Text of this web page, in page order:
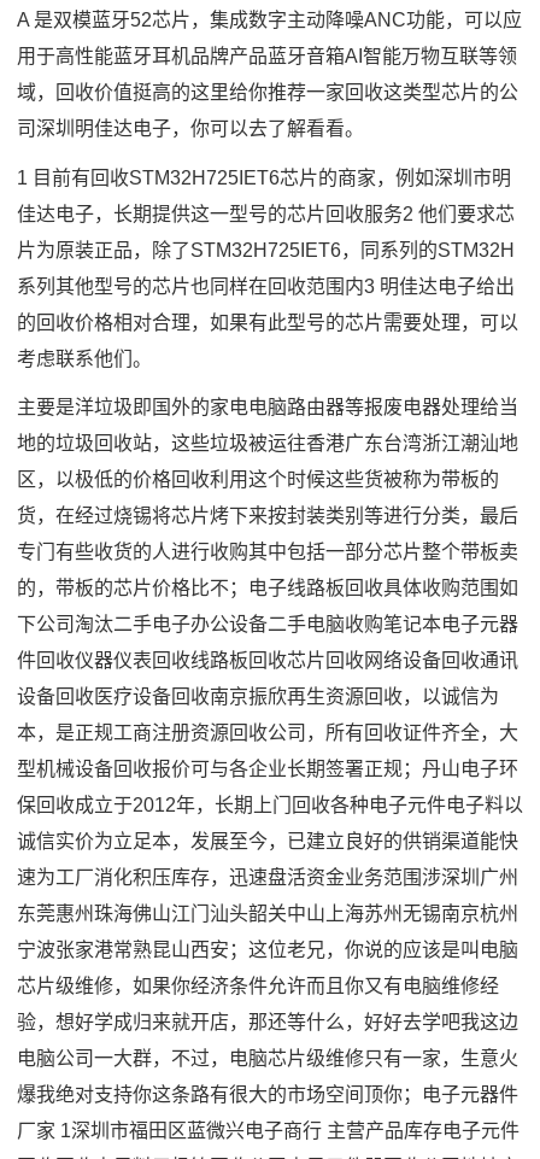
A 是双模蓝牙52芯片，集成数字主动降噪ANC功能，可以应
用于高性能蓝牙耳机品牌产品蓝牙音箱AI智能万物互联等领
域，回收价值挺高的这里给你推荐一家回收这类型芯片的公
司深圳明佳达电子，你可以去了解看看。
1 目前有回收STM32H725IET6芯片的商家，例如深圳市明
佳达电子，长期提供这一型号的芯片回收服务2 他们要求芯
片为原装正品，除了STM32H725IET6，同系列的STM32H
系列其他型号的芯片也同样在回收范围内3 明佳达电子给出
的回收价格相对合理，如果有此型号的芯片需要处理，可以
考虑联系他们。
主要是洋垃圾即国外的家电电脑路由器等报废电器处理给当
地的垃圾回收站，这些垃圾被运往香港广东台湾浙江潮汕地
区，以极低的价格回收利用这个时候这些货被称为带板的
货，在经过烧锡将芯片烤下来按封装类别等进行分类，最后
专门有些收货的人进行收购其中包括一部分芯片整个带板卖
的，带板的芯片价格比不；电子线路板回收具体收购范围如
下公司淘汰二手电子办公设备二手电脑收购笔记本电子元器
件回收仪器仪表回收线路板回收芯片回收网络设备回收通讯
设备回收医疗设备回收南京振欣再生资源回收，以诚信为
本，是正规工商注册资源回收公司，所有回收证件齐全，大
型机械设备回收报价可与各企业长期签署正规；丹山电子环
保回收成立于2012年，长期上门回收各种电子元件电子料以
诚信实价为立足本，发展至今，已建立良好的供销渠道能快
速为工厂消化积压库存，迅速盘活资金业务范围涉深圳广州
东莞惠州珠海佛山江门汕头韶关中山上海苏州无锡南京杭州
宁波张家港常熟昆山西安；这位老兄，你说的应该是叫电脑
芯片级维修，如果你经济条件允许而且你又有电脑维修经
验，想好学成归来就开店，那还等什么，好好去学吧我这边
电脑公司一大群，不过，电脑芯片级维修只有一家，生意火
爆我绝对支持你这条路有很大的市场空间顶你；电子元器件
厂家 1深圳市福田区蓝微兴电子商行 主营产品库存电子元件